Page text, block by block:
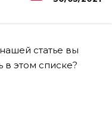
статье вы
в этом списке?